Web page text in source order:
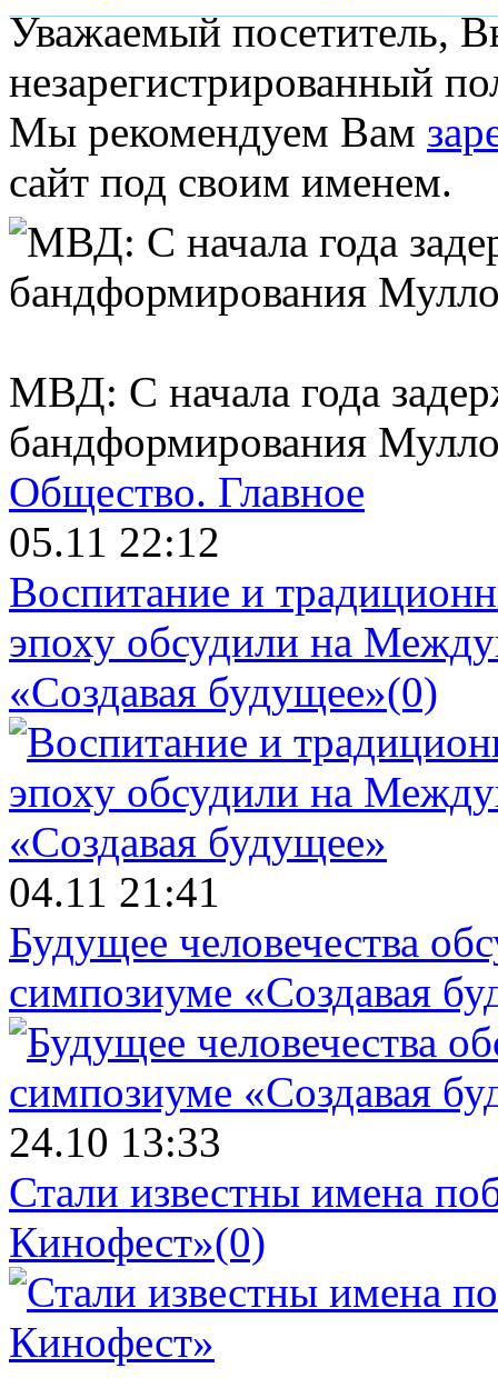
Уважаемый посетитель,
незарегистрированный
Мы рекомендуем Вам
сайт под своим именем.
МВД: С начала года
бандформирования
Общество. Главное
05.11 22:12
Воспитание и
эпоху обсудили на
«Создавая будущее»(0)
04.11 21:41
Будущее человечества
симпозиуме «Создавая
24.10 13:33
Стали известны имена
Кинофест»(0)